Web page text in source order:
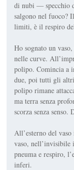
di nubi — specchio
salgono nel fuoco?
limiti, è il respiro
Ho sognato un
nelle curve.
polipo. Comincia a
due, poi tutti gli
polipo rimane
ma terra senza
scorza senza senso.
All’esterno del
vaso, nell’invisibile
pneuma e respiro,
inferi.